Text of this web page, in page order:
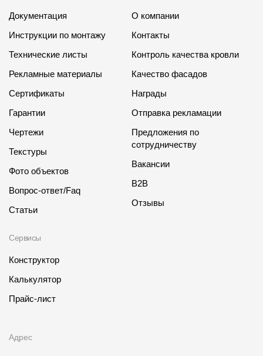
Документация
Инструкции по монтажу
Технические листы
Рекламные материалы
Сертификаты
Гарантии
Чертежи
Текстуры
Фото объектов
Вопрос-ответ/Faq
Статьи
Сервисы
Конструктор
Калькулятор
Прайс-лист
О компании
Контакты
Контроль качества кровли
Качество фасадов
Награды
Отправка рекламации
Предложения по
сотрудничеству
Вакансии
B2B
Отзывы
Адрес